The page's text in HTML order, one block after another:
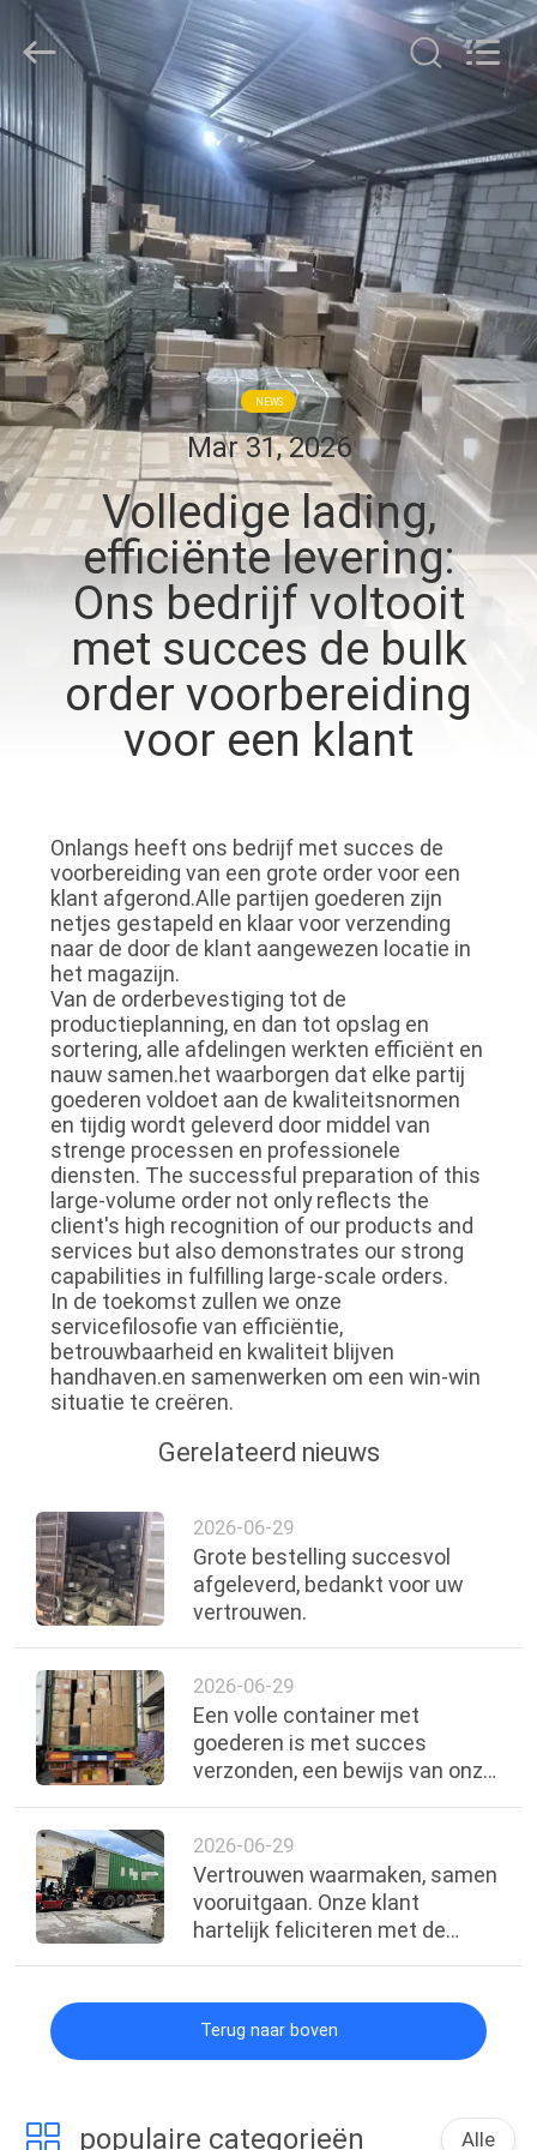
HUIS
PRODUCTEN
ONGEVEER
ONS
FABRIEKSREIS
KWALITEITSCONTROLE
NEEM
CONTACT
VERZOEK
CITAAT
SITEMAP
PRIVACY
POLICY
Linkway
Limited.
Rights
Reserved.
NEWS
Mar 31, 2026
Volledige lading,
efficiënte levering:
Ons bedrijf voltooit
met succes de bulk
order voorbereiding
voor een klant
Onlangs heeft ons bedrijf met succes de
voorbereiding van een grote order voor een
klant afgerond.Alle partijen goederen zijn
netjes gestapeld en klaar voor verzending
naar de door de klant aangewezen locatie in
het magazijn.
Van de orderbevestiging tot de
productieplanning, en dan tot opslag en
sortering, alle afdelingen werkten efficiënt en
nauw samen.het waarborgen dat elke partij
goederen voldoet aan de kwaliteitsnormen
en tijdig wordt geleverd door middel van
strenge processen en professionele
diensten. The successful preparation of this
large-volume order not only reflects the
client's high recognition of our products and
services but also demonstrates our strong
capabilities in fulfilling large-scale orders.
In de toekomst zullen we onze
servicefilosofie van efficiëntie,
betrouwbaarheid en kwaliteit blijven
handhaven.en samenwerken om een win-win
situatie te creëren.
Gerelateerd nieuws
2026-06-29
Grote bestelling succesvol
afgeleverd, bedankt voor uw
vertrouwen.
2026-06-29
Een volle container met
goederen is met succes
verzonden, een bewijs van onze
2026-06-29
Vertrouwen waarmaken, samen
vooruitgaan. Onze klant
hartelijk feliciteren met de
Terug naar boven
populaire categorieën Alle